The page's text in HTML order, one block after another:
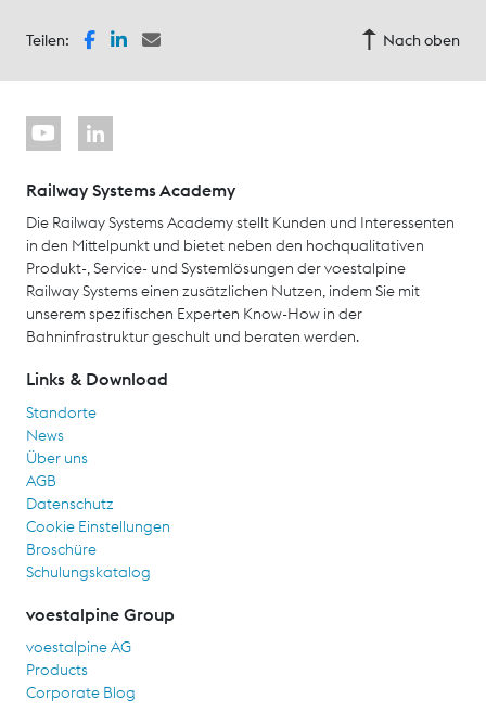
Teilen: Nach oben
Railway Systems Academy
Die Railway Systems Academy stellt Kunden und Interessenten
in den Mittelpunkt und bietet neben den hochqualitativen
Produkt-, Service- und Systemlösungen der voestalpine
Railway Systems einen zusätzlichen Nutzen, indem Sie mit
unserem spezifischen Experten Know-How in der
Bahninfrastruktur geschult und beraten werden.
Links & Download
Standorte
News
Über uns
AGB
Datenschutz
Cookie Einstellungen
Broschüre
Schulungskatalog
voestalpine Group
voestalpine AG
Products
Corporate Blog